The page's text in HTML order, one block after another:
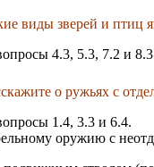
виды зверей и птиц
4.3, 5.3, 7.2 и
о ружьях с
1.4, 3.3 и 6.4.
оружию с